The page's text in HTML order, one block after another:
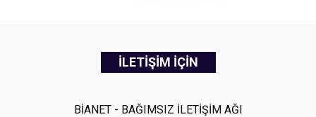
İLETİŞİM İÇİN
BİANET - BAĞIMSIZ İLETİŞİM AĞI